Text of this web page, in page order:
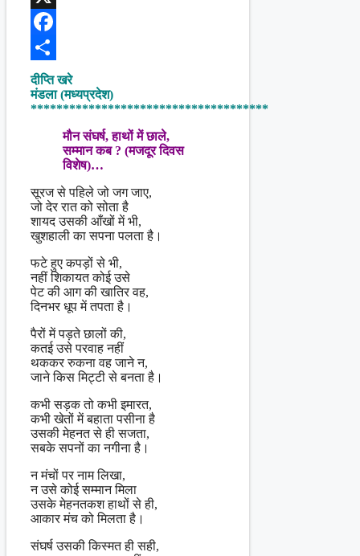
X
Facebook
Share
दीप्ति खरे
मंडला (मध्यप्रदेश)
*************************************
मौन संघर्ष, हाथों में छाले,
सम्मान कब ? (मजदूर दिवस
विशेष)…
सूरज से पहिले जो जग जाए,
जो देर रात को सोता है
शायद उसकी आँखों में भी,
खुशहाली का सपना पलता है।
फटे हुए कपड़ों से भी,
नहीं शिकायत कोई उसे
पेट की आग की खातिर वह,
दिनभर धूप में तपता है।
पैरों में पड़ते छालों की,
कतई उसे परवाह नहीं
थककर रुकना वह जाने न,
जाने किस मिट्टी से बनता है।
कभी सड़क तो कभी इमारत,
कभी खेतों में बहाता पसीना है
उसकी मेहनत से ही सजता,
सबके सपनों का नगीना है।
न मंचों पर नाम लिखा,
न उसे कोई सम्मान मिला
उसके मेहनतकश हाथों से ही,
आकार मंच को मिलता है।
संघर्ष उसकी किस्मत ही सही,